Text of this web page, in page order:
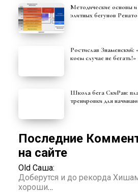
Методические основы и принципы тренировок
элитных бегунов
Ростислав Знаменский: «Если болит ахилл, ни в
коем случае не бегать!»
Школа бега СкиРан: план марафонской
тренировки для
Последние Комментарии
на сайте
Old Саша:
Доберутся и до рекорда
хороши…